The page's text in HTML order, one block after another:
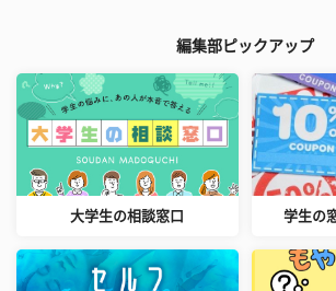
編集部ピックアップ
大学生の相談窓口 学生の